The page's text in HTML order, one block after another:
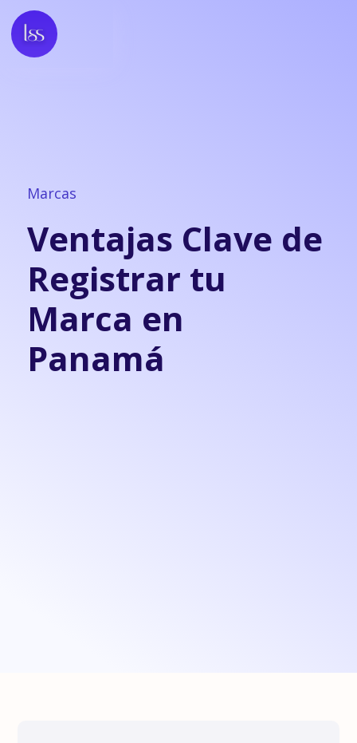
Marcas
Ventajas Clave de
Registrar tu
Marca en
Panamá